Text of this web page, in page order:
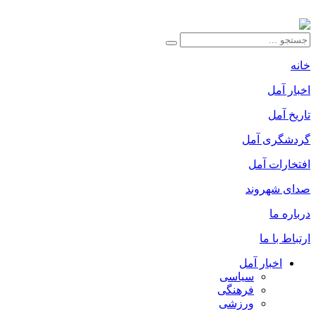
خانه
اخبار آمل
تاریخ آمل
گردشگری آمل
افتخارات آمل
صدای شهروند
درباره ما
ارتباط با ما
اخبار آمل
سیاسی
فرهنگی
ورزشی